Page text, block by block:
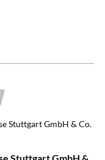
Stuttgart GmbH & Co.